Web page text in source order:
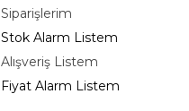
Siparişlerim
Stok Alarm Listem
Alışveriş Listem
Fiyat Alarm Listem